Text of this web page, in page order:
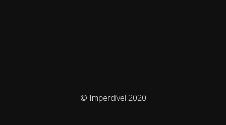
© Imperdível 2020